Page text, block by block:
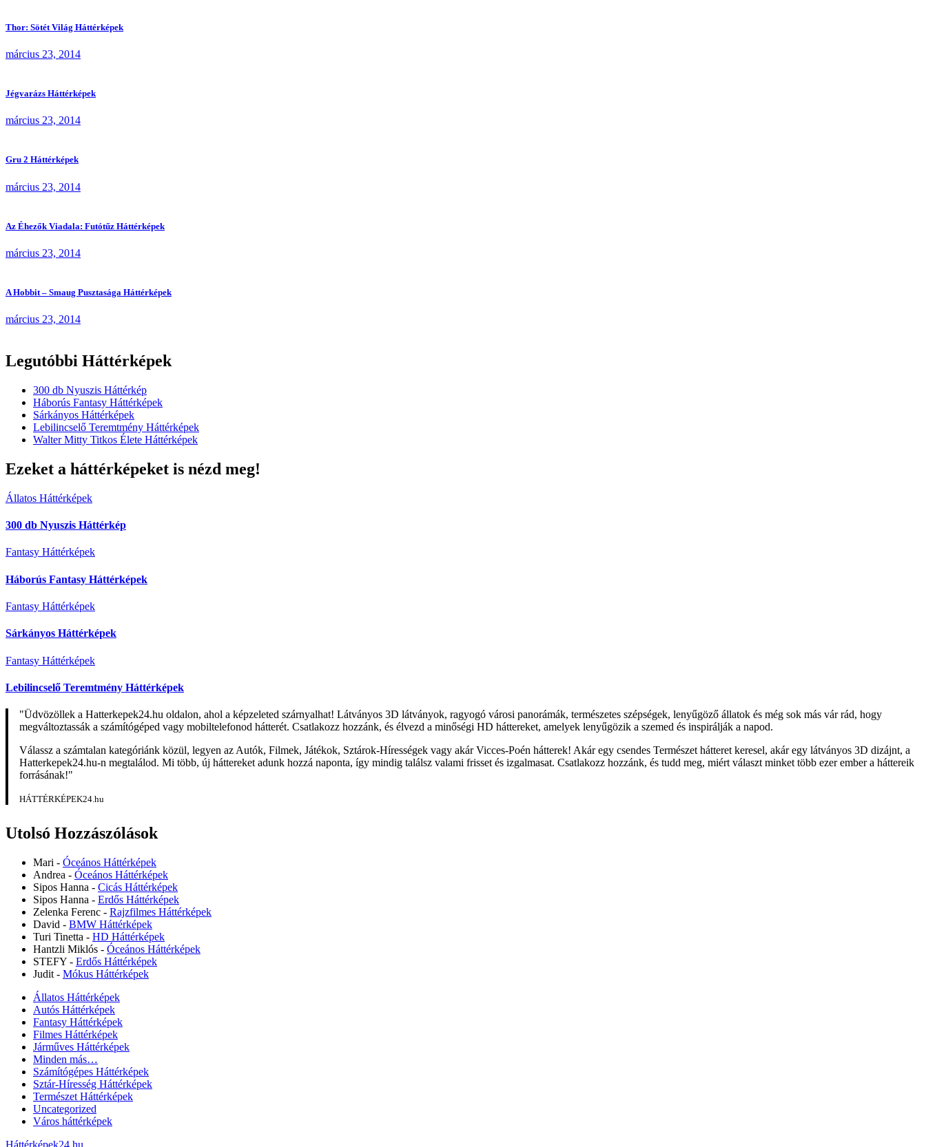
Thor: Sötét Világ Háttérképek
március 23, 2014
Jégvarázs Háttérképek
március 23, 2014
Gru 2 Háttérképek
március 23, 2014
Az Éhezők Viadala: Futótűz Háttérképek
március 23, 2014
A Hobbit – Smaug Pusztasága Háttérképek
március 23, 2014
Legutóbbi Háttérképek
300 db Nyuszis Háttérkép
Háborús Fantasy Háttérképek
Sárkányos Háttérképek
Lebilincselő Teremtmény Háttérképek
Walter Mitty Titkos Élete Háttérképek
Ezeket a háttérképeket is nézd meg!
Állatos Háttérképek
300 db Nyuszis Háttérkép
Fantasy Háttérképek
Háborús Fantasy Háttérképek
Fantasy Háttérképek
Sárkányos Háttérképek
Fantasy Háttérképek
Lebilincselő Teremtmény Háttérképek
"Üdvözöllek a Hatterkepek24.hu oldalon, ahol a képzeleted szárnyalhat! Látványos 3D látványok, ragyogó városi panorámák, természetes szépségek, lenyűgöző állatok és még sok más vár rád, hogy
megváltoztassák a számítógéped vagy mobiltelefonod hátterét. Csatlakozz hozzánk, és élvezd a minőségi HD háttereket, amelyek lenyűgözik a szemed és inspirálják a napod.
Válassz a számtalan kategóriánk közül, legyen az Autók, Filmek, Játékok, Sztárok-Hírességek vagy akár Vicces-Poén hátterek! Akár egy csendes Természet hátteret keresel, akár egy látványos 3D dizájnt, a
Hatterkepek24.hu-n megtalálod. Mi több, új háttereket adunk hozzá naponta, így mindig találsz valami frisset és izgalmasat. Csatlakozz hozzánk, és tudd meg, miért választ minket több ezer ember a háttereik
forrásának!"
HÁTTÉRKÉPEK24.hu
Utolsó Hozzászólások
Mari - Óceános Háttérképek
Andrea - Óceános Háttérképek
Sipos Hanna - Cicás Háttérképek
Sipos Hanna - Erdős Háttérképek
Zelenka Ferenc - Rajzfilmes Háttérképek
David - BMW Háttérképek
Turi Tinetta - HD Háttérképek
Hantzli Miklós - Óceános Háttérképek
STEFY - Erdős Háttérképek
Judit - Mókus Háttérképek
Állatos Háttérképek
Autós Háttérképek
Fantasy Háttérképek
Filmes Háttérképek
Járműves Háttérképek
Minden más…
Számítógépes Háttérképek
Sztár-Híresség Háttérképek
Természet Háttérképek
Uncategorized
Város háttérképek
Háttérképek24.hu